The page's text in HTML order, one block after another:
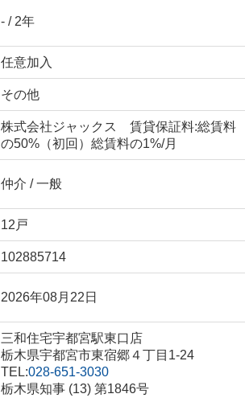
- / 2年
任意加入
その他
株式会社ジャックス 賃貸保証料:総賃料
の50%（初回）総賃料の1%/月
仲介 / 一般
12戸
102885714
2026年08月22日
三和住宅宇都宮駅東口店
栃木県宇都宮市東宿郷４丁目1-24
TEL:028-651-3030
栃木県知事 (13) 第1846号